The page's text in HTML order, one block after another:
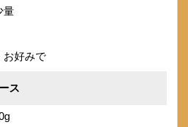
量
お好みで
ス